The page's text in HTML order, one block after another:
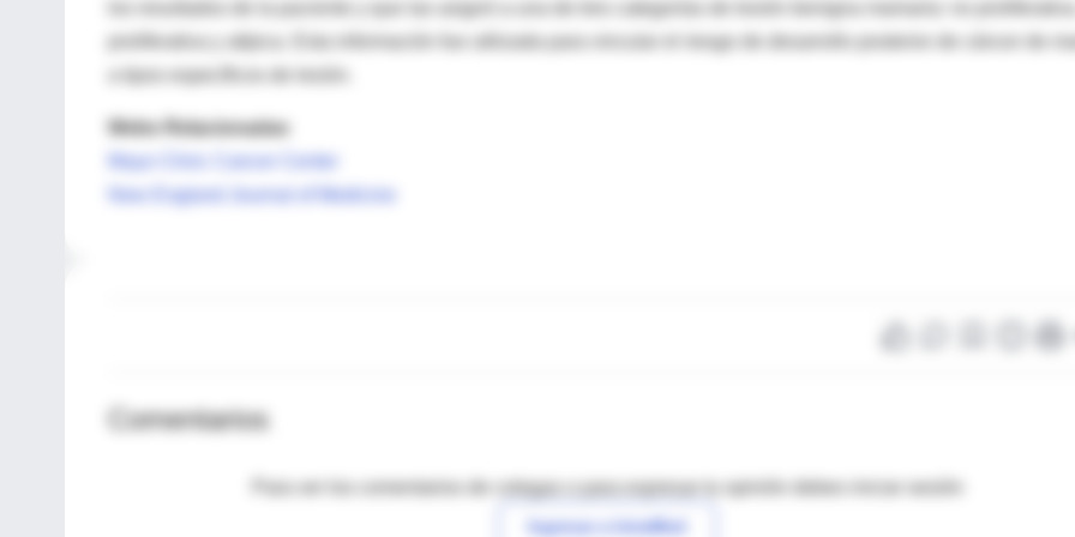
los resultados de la paciente y que las asignó a una de tres categorías de lesión benigna mamaria: no
proliferativa y atípica. Esta información fue utilizada para vincular el riesgo de desarrollo posterior de cáncer de
Webs Relacionadas
New England Journal of Medicine
Comentarios
Para ver los comentarios de colegas o para expresar tu opinión debes iniciar sesión
Ingresar a IntraMed